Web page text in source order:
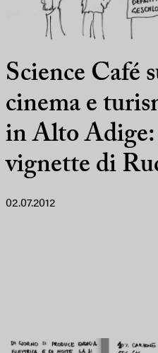
Science Café
cinema e
in Alto Adige:
vignette di
02.07.2012